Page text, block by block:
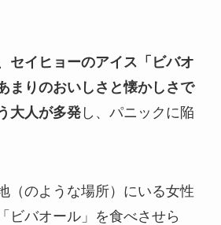
セイヒョーのアイス「ビバオ
まりのおいしさと懐かしさで
大人が多発し、パニックに陥
（のような場所）にいる女性
ビバオール」を食べさせら